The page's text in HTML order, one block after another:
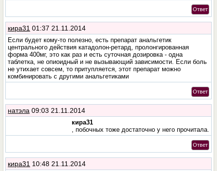
Ответ
кира31 01:37 21.11.2014
Если будет кому-то полезно, есть препарат анальгетик
центрального действия катадолон-ретард, пролонгированная
форма 400мг, это как раз и есть суточная дозировка - одна
таблетка, не опиоидный и не вызывающий зависимости. Если боль
не утихает совсем, то притупляется, этот препарат можно
комбинировать с другими анальгетиками
Ответ
натэла 09:03 21.11.2014
кира31
, побочных тоже достаточно у него прочитала.
Ответ
кира31 10:48 21.11.2014